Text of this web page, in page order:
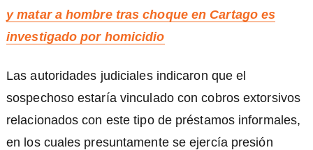
y matar a hombre tras choque en Cartago es
investigado por homicidio
Las autoridades judiciales indicaron que el
sospechoso estaría vinculado con cobros extorsivos
relacionados con este tipo de préstamos informales,
en los cuales presuntamente se ejercía presión